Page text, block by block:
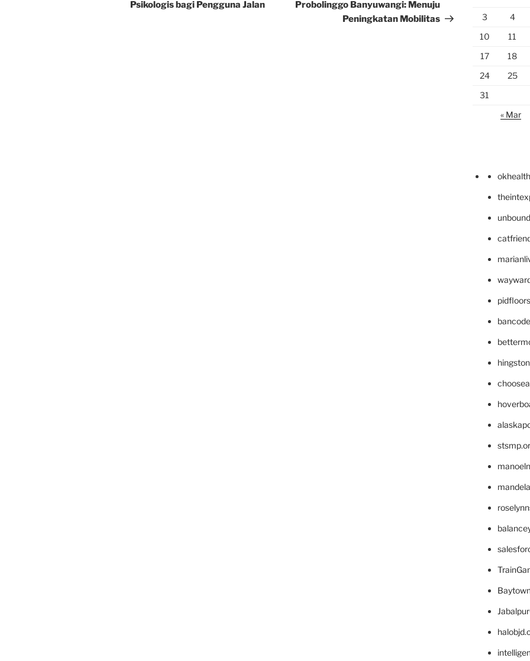
Psikologis bagi Pengguna Jalan
Probolinggo Banyuwangi: Menuju
Peningkatan Mobilitas
3
4
10
11
17
18
24
25
31
« Mar